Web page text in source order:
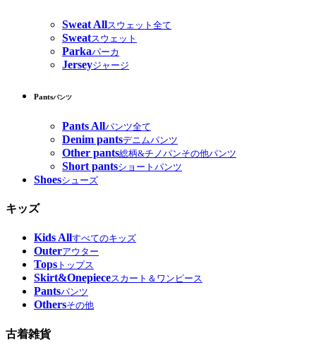
Sweat Allスウェット全て
Sweatスウェット
Parkaパーカ
Jerseyジャージ
Pantsパンツ
Pants Allパンツ全て
Denim pantsデニムパンツ
Other pants総柄&チノパンその他パンツ
Short pantsショートパンツ
Shoesシューズ
キッズ
Kids Allすべてのキッズ
Outerアウター
Tops トップス
Skirt&Onepieceスカート＆ワンピース
Pantsパンツ
Othersその他
古着雑貨